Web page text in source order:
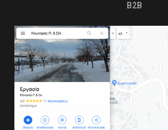
B2B